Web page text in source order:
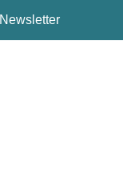
Newsletter